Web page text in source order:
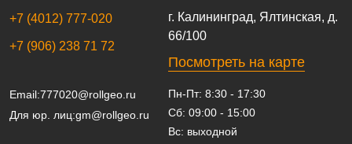
г. Калининград, Ялтинская, д.
66/100
Посмотреть на карте
+7 (4012) 777-020
+7 (906) 238 71 72
Email:777020@rollgeo.ru
Для юр. лиц:gm@rollgeo.ru
Пн-Пт: 8:30 - 17:30
Сб: 09:00 - 15:00
Вс: выходной